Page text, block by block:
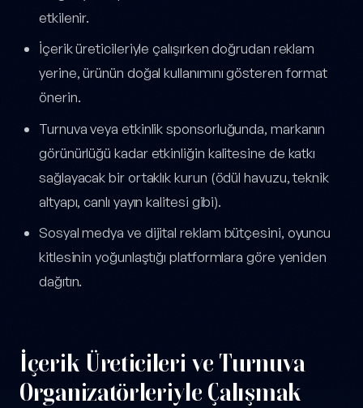
etkilenir.
İçerik üreticileriyle çalışırken doğrudan reklam
yerine, ürünün doğal kullanımını gösteren format
önerin.
Turnuva veya etkinlik sponsorluğunda, markanın
görünürlüğü kadar etkinliğin kalitesine de katkı
sağlayacak bir ortaklık kurun (ödül havuzu, teknik
altyapı, canlı yayın kalitesi gibi).
Sosyal medya ve dijital reklam bütçesini, oyuncu
kitlesinin yoğunlaştığı platformlara göre yeniden
dağıtın.
İçerik Üreticileri ve Turnuva
Organizatörleriyle Çalışmak